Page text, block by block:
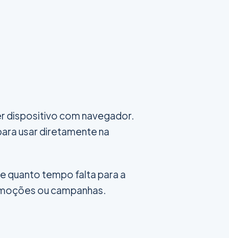
dispositivo com navegador.
usar diretamente na
quanto tempo falta para a
ou campanhas.